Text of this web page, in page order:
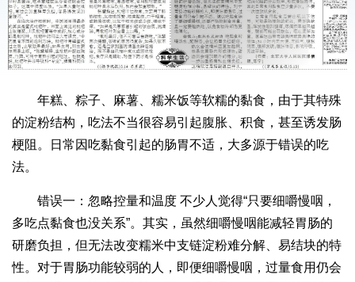
年糕、粽子、麻薯、糯米饭等软糯的黏食，由于其特殊
的淀粉结构，吃法不当很容易引起腹胀、积食，甚至诱发肠
梗阻。日常因吃黏食引起的肠胃不适，大多源于错误的吃
法。
错误一：忽略控量和温度 不少人觉得“只要细嚼慢咽，
多吃点黏食也没关系”。其实，虽然细嚼慢咽能减轻胃肠的
研磨负担，但无法改变糯米中支链淀粉难分解、易结块的特
性。对于胃肠功能较弱的人，即便细嚼慢咽，过量食用仍会